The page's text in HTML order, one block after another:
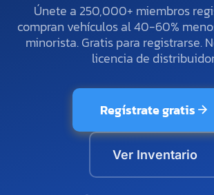
Únete a 250,000+ miembros
compran vehículos al 40-60%
minorista. Gratis para registrarse.
licencia de
Regístrate gratis
Ver Inventario